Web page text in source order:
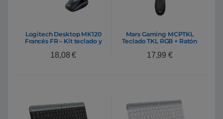
Logitech Desktop MK120
Francés FR – Kit teclado y
18,08€
Mars Gaming MCPTKL
Teclado TKL RGB + Ratón
Ratón
17,99 €